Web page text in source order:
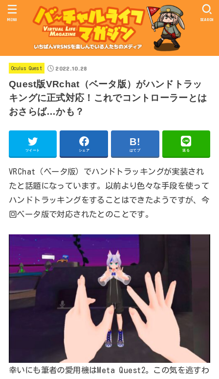
SEARCH
MENU
Oculus Quest 2022.10.28
Quest版VRchat（ベータ版）がハンドトラッ
キングに正式対応！これでコントローラーとは
おさらば…かも？
ツイート シェア はてブ 送る
VRChat（ベータ版）でハンドトラッキングが実装され
たと話題になっています。以前より色々な手段を使って
ハンドトラッキングをすることはできたようですが、今
回ベータ版で対応されたとのことです。
幸いにも筆者の愛用機はMeta Quest2。この気を逃すわ